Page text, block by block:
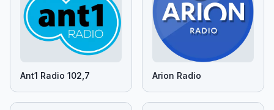
Ant1 Radio 102,7 Arion Radio